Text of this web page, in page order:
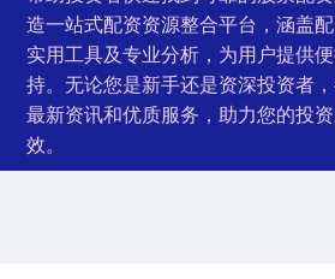
造一站式配资资源整合平台，涵盖配
实用工具及专业分析，为用户提供
持。无论您是新手还是资深投资者
最新资讯和优质服务，助力您的投
效。